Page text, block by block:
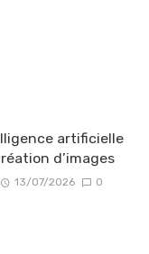
artificielle
d’images
13/07/2026 0